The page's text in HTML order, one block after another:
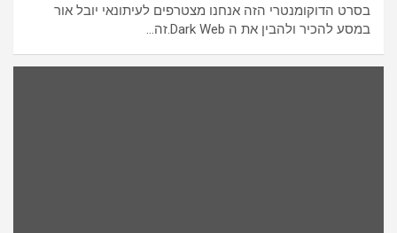
בסרט הדוקומנטרי הזה אנחנו מצטרפים לעיתונאי יובל אור
במסע להכיר ולהבין את ה Dark Web.זה…